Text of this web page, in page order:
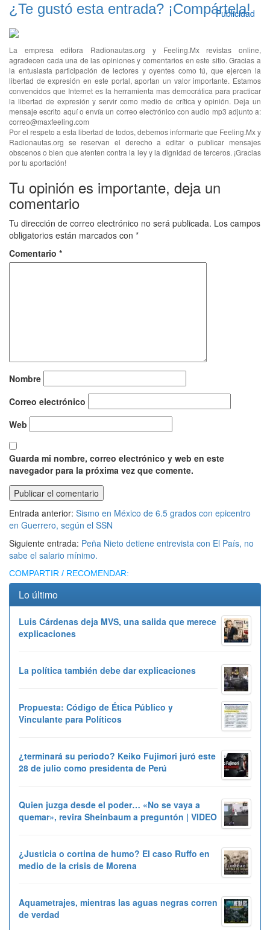
¿Te gustó esta entrada? ¡Compártela!
Publicidad
La empresa editora Radionautas.org y Feeling.Mx revistas online,
agradecen cada una de las opiniones y comentarios en este sitio. Gracias a
la entusiasta participación de lectores y oyentes como tú, que ejercen la
libertad de expresión en este portal, aportan un valor importante. Estamos
convencidos que Internet es la herramienta mas democrática para practicar
la libertad de expresión y servir como medio de crítica y opinión. Deja un
mensaje escrito aquí o envía un correo electrónico con audio mp3 adjunto a:
correo@maxfeeling.com
Por el respeto a esta libertad de todos, debemos informarte que Feeling.Mx y
Radionautas.org se reservan el derecho a editar o publicar mensajes
obscenos o bien que atenten contra la ley y la dignidad de terceros. ¡Gracias
por tu aportación!
Tu opinión es importante, deja un
comentario
Tu dirección de correo electrónico no será publicada. Los campos
obligatorios están marcados con *
Comentario *
Nombre
Correo electrónico
Web
Guarda mi nombre, correo electrónico y web en este
navegador para la próxima vez que comente.
Entrada anterior: Sismo en México de 6.5 grados con epicentro
en Guerrero, según el SSN
Siguiente entrada: Peña Nieto detiene entrevista con El País, no
sabe el salario mínimo.
COMPARTIR / RECOMENDAR:
Lo último
Luis Cárdenas deja MVS, una salida que merece
explicaciones
La política también debe dar explicaciones
Propuesta: Código de Ética Público y
Vinculante para Políticos
¿terminará su periodo? Keiko Fujimori juró este
28 de julio como presidenta de Perú
Quien juzga desde el poder… «No se vaya a
quemar», revira Sheinbaum a preguntón | VIDEO
¿Justicia o cortina de humo? El caso Ruffo en
medio de la crisis de Morena
Aquametrajes, mientras las aguas negras corren
de verdad